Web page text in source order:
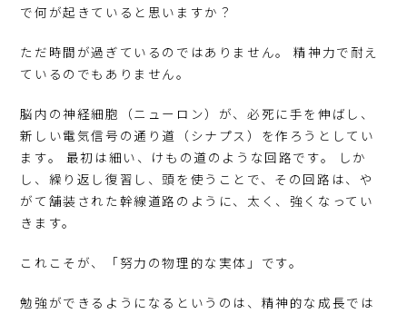
で何が起きていると思いますか？
ただ時間が過ぎているのではありません。 精神力で耐え
ているのでもありません。
脳内の神経細胞（ニューロン）が、必死に手を伸ばし、
新しい電気信号の通り道（シナプス）を作ろうとしてい
ます。 最初は細い、けもの道のような回路です。 しか
し、繰り返し復習し、頭を使うことで、その回路は、や
がて舗装された幹線道路のように、太く、強くなってい
きます。
これこそが、「努力の物理的な実体」です。
勉強ができるようになるというのは、精神的な成長では